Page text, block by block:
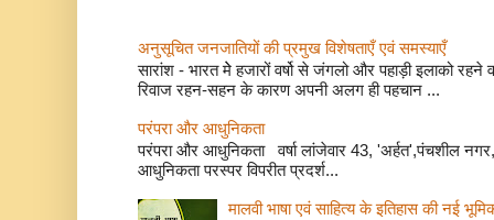
अनुसूचित जनजातियों की प्रमुख विशेषताएँ एवं
सारांश - भारत मेे हजारों वर्षो से जंगलो और पहाड़ी इलाको रहने
रिवाज रहन-सहन के कारण अपनी अलग ही पहचान ...
परंपरा और आधुनिकता
परंपरा और आधुनिकता वर्षा लांजेवार 43, 'अर्हत',पंचशील नगर,
आधुनिकता परस्पर विपरीत प्रदर्श...
मालवी भाषा एवं साहित्य के इतिहास की नई